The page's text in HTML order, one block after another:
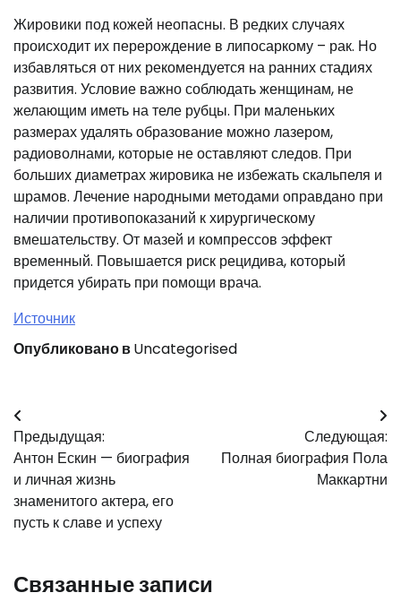
Жировики под кожей неопасны. В редких случаях
происходит их перерождение в липосаркому – рак. Но
избавляться от них рекомендуется на ранних стадиях
развития. Условие важно соблюдать женщинам, не
желающим иметь на теле рубцы. При маленьких
размерах удалять образование можно лазером,
радиоволнами, которые не оставляют следов. При
больших диаметрах жировика не избежать скальпеля и
шрамов. Лечение народными методами оправдано при
наличии противопоказаний к хирургическому
вмешательству. От мазей и компрессов эффект
временный. Повышается риск рецидива, который
придется убирать при помощи врача.
Источник
Опубликовано вUncategorised
Навигация
по
записям
Предыдущая:
Антон Ескин — биография
и личная жизнь
знаменитого актера, его
пусть к славе и успеху
Следующая:
Полная биография Пола
Маккартни
Связанные записи